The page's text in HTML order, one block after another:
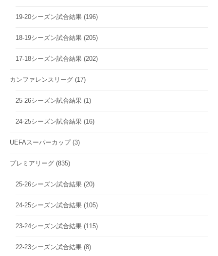
19-20シーズン試合結果 (196)
18-19シーズン試合結果 (205)
17-18シーズン試合結果 (202)
カンファレンスリーグ (17)
25-26シーズン試合結果 (1)
24-25シーズン試合結果 (16)
UEFAスーパーカップ(3)
プレミアリーグ (835)
25-26シーズン試合結果 (20)
24-25シーズン試合結果 (105)
23-24シーズン試合結果 (115)
22-23シーズン試合結果 (8)